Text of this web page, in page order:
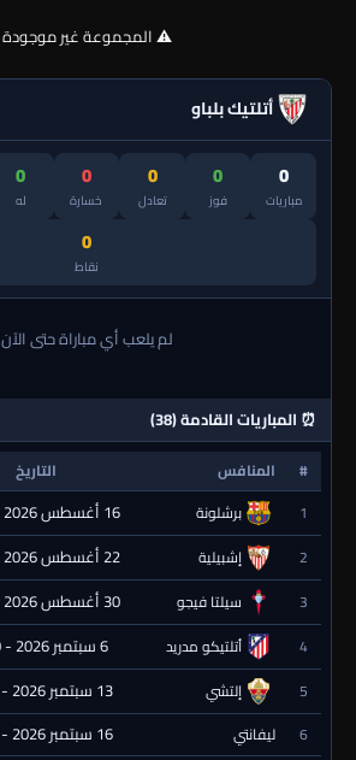
⚠️ المجموعة غير موجودة
أتلتيك بلباو
0
مباريات
0
فوز
0
تعادل
0
خسارة
0
له
0
نقاط
لم يلعب أي مباراة حتى الآن
⏰ المباريات القادمة (38)
# المنافس التاريخ
1
برشلونة 16 أغسطس 2026 - 18:00
2 إشبيلية 22 أغسطس 2026 - 18:00
3 سيلتا فيجو 30 أغسطس 2026 - 22:30
4 أتلتيكو مدريد 6 سبتمبر 2026 - 20:00
5 إلتشي 13 سبتمبر 2026 - 20:00
6 ليفانتي 16 سبتمبر 2026 - 20:00